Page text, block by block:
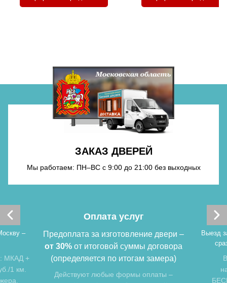
Хочу такую
ЗАКАЗ ДВЕРЕЙ
Мы работаем: ПН–ВС с 9:00 до 21:00 без выходных
–
МКАД +
1 км.
Оплата услуг
Предоплата за изготовление двери –
от 30% от итоговой суммы договора
(определяется по итогам замера)
Действуют любые формы оплаты –
Выезд